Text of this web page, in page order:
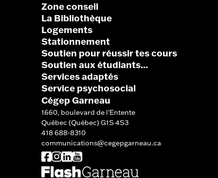
Cégep Garneau
1660, boulevard de l’Entente
Québec (Québec) G1S 4S3
418 688-8310
communications@cegepgarneau.ca
Soutien pour réussir tes cours
Soutien aux étudiants...
Services adaptés
Service psychosocial
Zone conseil
La Bibliothèque
Logements
Stationnement